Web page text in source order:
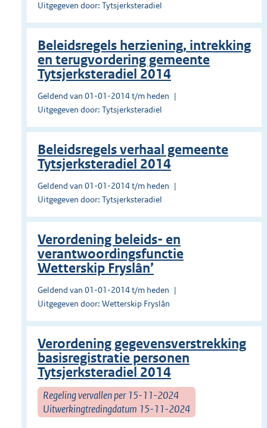
Uitgegeven door: Tytsjerksteradiel
Beleidsregels herziening, intrekking
en terugvordering gemeente
Tytsjerksteradiel 2014
Geldend van 01-01-2014 t/m heden
Uitgegeven door: Tytsjerksteradiel
Beleidsregels verhaal gemeente
Tytsjerksteradiel 2014
Geldend van 01-01-2014 t/m heden
Uitgegeven door: Tytsjerksteradiel
Verordening beleids- en
verantwoordingsfunctie
Wetterskip Fryslân’
Geldend van 01-01-2014 t/m heden
Uitgegeven door: Wetterskip Fryslân
Verordening gegevensverstrekking
basisregistratie personen
Tytsjerksteradiel 2014
Regeling vervallen per 15-11-2024
Uitwerkingtredingdatum 15-11-2024